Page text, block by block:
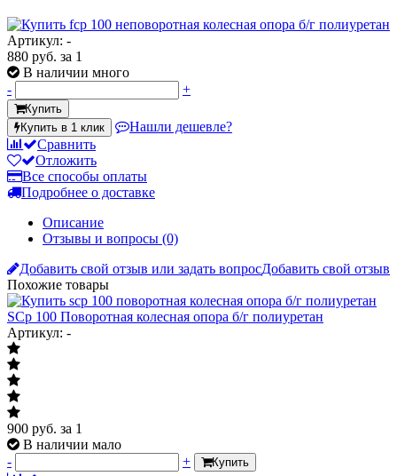
Артикул: -
880 руб. за 1
В наличии много
-
+
Купить
Купить в 1 клик
Нашли дешевле?
Сравнить
Отложить
Все способы оплаты
Подробнее о доставке
Описание
Отзывы и вопросы (0)
Добавить свой отзыв или задать вопросДобавить свой отзыв
Похожие товары
SCp 100 Поворотная колесная опора б/г полиуретан
Артикул: -
900 руб. за 1
В наличии мало
-
+ Купить